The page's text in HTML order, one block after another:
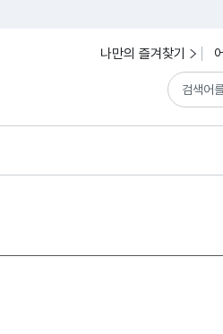
나만의 즐겨찾기